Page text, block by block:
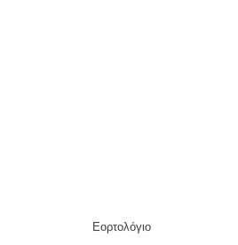
Εορτολόγιο